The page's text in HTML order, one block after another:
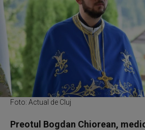
Foto: Actual de Cluj
Preotul Bogdan Chiorean,